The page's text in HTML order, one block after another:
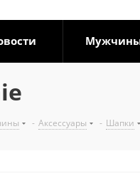
- Аксессуары - Шапки